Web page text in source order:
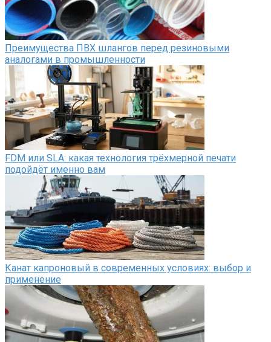
Преимущества ПВХ шлангов перед резиновыми
аналогами в промышленности
FDM или SLA: какая технология трёхмерной печати
подойдёт именно вам
Канат капроновый в современных условиях: выбор и
применение